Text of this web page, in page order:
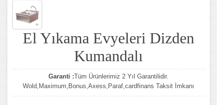
El Yıkama Evyeleri Dizden
Kumandalı
Garanti :Tüm Ürünlerimiz 2 Yıl Garantilidir.
Wold,Maximum,Bonus,Axess,Paraf,cardfinans Taksit İmkanı